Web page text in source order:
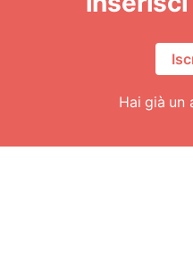
Hai già un